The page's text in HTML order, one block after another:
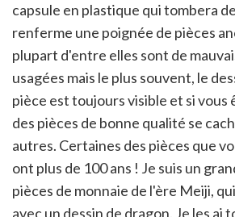
capsule en plastique qui tombera
renferme une poignée de pièces
plupart d'entre elles sont de
usagées mais le plus souvent, le
pièce est toujours visible et si vous
des pièces de bonne qualité se
autres. Certaines des pièces que
ont plus de 100 ans ! Je suis un
pièces de monnaie de l'ère Meiji,
avec un dessin de dragon. Je les ai